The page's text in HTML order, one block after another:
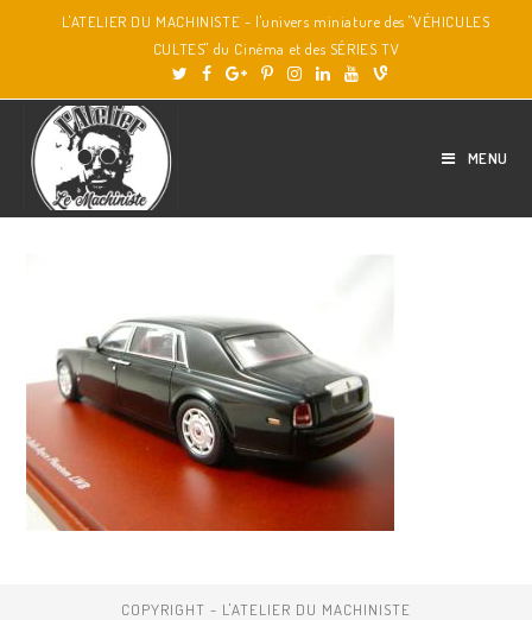
L'ATELIER DU MACHINISTE - l'univers miniature des "VÉHICULES
CULTES" du Cinéma et des SÉRIES TV
MENU
COPYRIGHT - L'ATELIER DU MACHINISTE